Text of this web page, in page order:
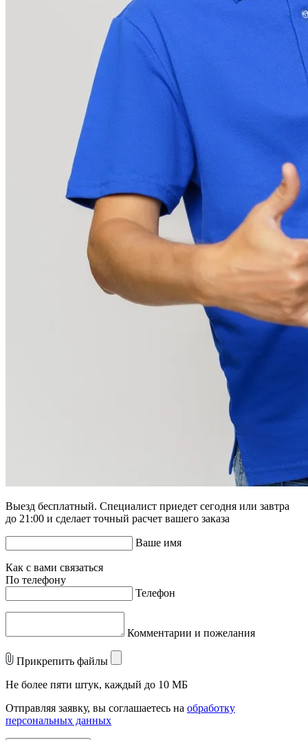
Выезд бесплатный. Специалист приедет сегодня или завтра
до 21:00 и сделает точный расчет вашего заказа
Ваше имя
Как с вами связаться
По телефону
Телефон
Комментарии и пожелания
Прикрепить файлы
Не более пяти штук, каждый до 10 МБ
Отправляя заявку, вы соглашаетесь на обработку
персональных данных